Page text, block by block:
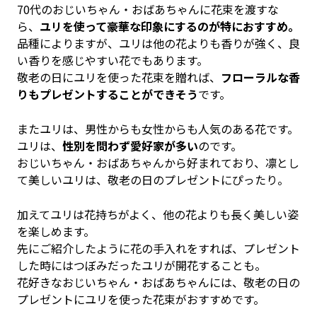
70代のおじいちゃん・おばあちゃんに花束を渡すな
ら、 ユリを使って豪華な印象にするのが特におすすめ。
品種によりますが、ユリは他の花よりも香りが強く、良
い香りを感じやすい花でもあります。
敬老の日にユリを使った花束を贈れば、 フローラルな香
りもプレゼントすることができそうです。
またユリは、男性からも女性からも人気のある花です。
ユリは、 性別を問わず愛好家が多いのです。
おじいちゃん・おばあちゃんから好まれており、凛とし
て美しいユリは、敬老の日のプレゼントにぴったり。
加えてユリは花持ちがよく、他の花よりも長く美しい姿
を楽しめます。
先にご紹介したように花の手入れをすれば、プレゼント
した時にはつぼみだったユリが開花することも。
花好きなおじいちゃん・おばあちゃんには、敬老の日の
プレゼントにユリを使った花束がおすすめです。